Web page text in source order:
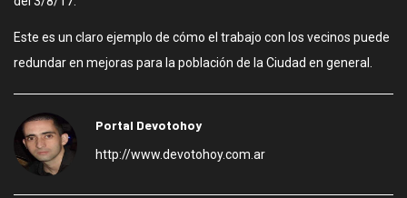
Este es un claro ejemplo de cómo el trabajo con los vecinos puede
redundar en mejoras para la población de la Ciudad en general.
Portal Devotohoy
http://www.devotohoy.com.ar